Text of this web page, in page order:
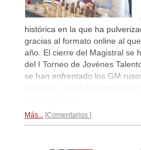
histórica en la que ha
gracias al formato online al
año. El cierre del Magistral se
del I Torneo de Jovénes
se han enfrentado los GM
Más... Comentarios